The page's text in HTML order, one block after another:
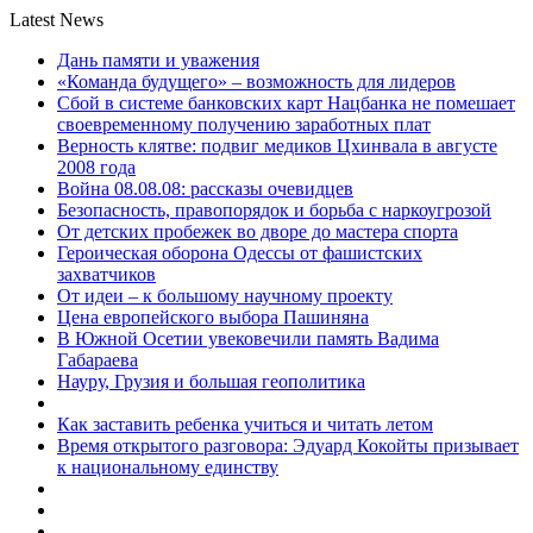
Latest News
Дань памяти и уважения
«Команда будущего» – возможность для лидеров
Сбой в системе банковских карт Нацбанка не помешает
своевременному получению заработных плат
Верность клятве: подвиг медиков Цхинвала в августе
2008 года
Война 08.08.08: рассказы очевидцев
Безопасность, правопорядок и борьба с наркоугрозой
От детских пробежек во дворе до мастера спорта
Героическая оборона Одессы от фашистских
захватчиков
От идеи – к большому научному проекту
Цена европейского выбора Пашиняна
В Южной Осетии увековечили память Вадима
Габараева
Науру, Грузия и большая геополитика
Как заставить ребенка учиться и читать летом
Время открытого разговора: Эдуард Кокойты призывает
к национальному единству